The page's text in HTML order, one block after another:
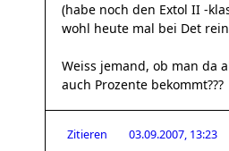
(habe noch den Extol II -
wohl heute mal bei Det
Weiss jemand, ob man da
auch Prozente bekommt???
Zitieren 03.09.2007, 13:23